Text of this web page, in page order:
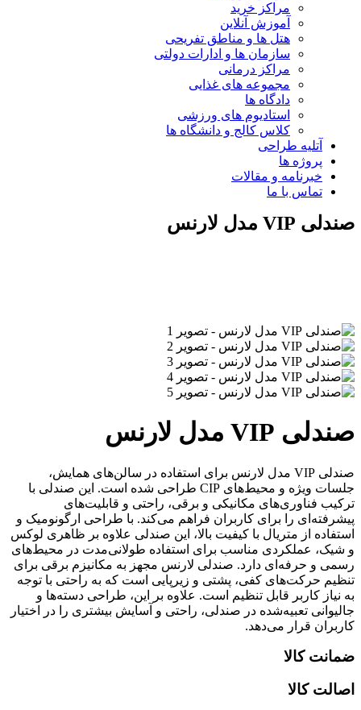
مراکز خرید
آموزش آنلاین
هتل ها و مناطق تفریحی
سازمان ها و ادارات دولتی
مراکز درمانی
مجموعه های غذایی
دادگاه ها
استادیوم های ورزشی
کلاس کالج و دانشگاه ها
آتلیه طراحی
پروژه ها
خبرنامه و مقالات
تماس با ما
صندلی VIP مدل لارنس
صندلی VIP مدل لارنس
صندلی VIP مدل لارنس برای استفاده در سالن‌های همایش،
جلسات ویژه و محیط‌های CIP طراحی شده است. این صندلی با
ترکیب فناوری‌های مکانیکی و برقی، راحتی و قابلیت‌های
پیشرفته‌ای را برای کاربران فراهم می‌کند. با طراحی ارگونومیک و
استفاده از متریال با کیفیت بالا، این صندلی علاوه بر ظاهری لوکس
و شیک، عملکردی مناسب برای استفاده طولانی‌مدت در محیط‌های
رسمی و حرفه‌ای دارد. صندلی لارنس مجهز به مکانیزم برقی برای
تنظیم حرکت‌های کفی، پشتی و زیرپایی است که به راحتی با توجه
به نیاز کاربر قابل تنظیم است. علاوه بر این، طراحی دسته‌ها و
جالیوانی تعبیه‌شده در صندلی، راحتی و آسایش بیشتری را در اختیار
کاربران قرار می‌دهد.
ضمانت کالا
اصالت کالا